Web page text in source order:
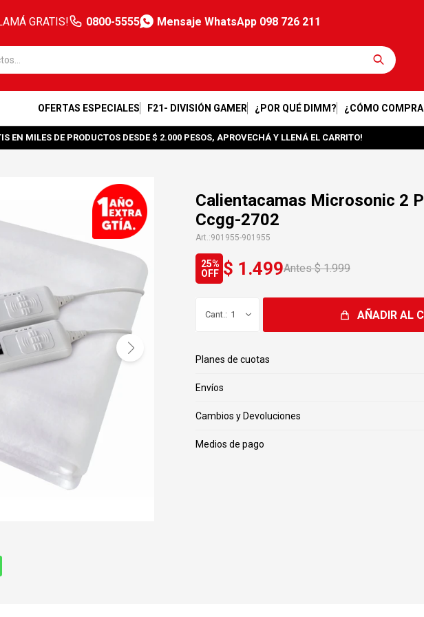
GRATIS! 0800-5555 Mensaje WhatsApp 098 726 211
OFERTAS ESPECIALES F21- DIVISIÓN GAMER ¿POR QUÉ DIMM? ¿CÓMO
EN MILES DE PRODUCTOS DESDE $ 2.000 PESOS, APROVECHÁ Y LLENÁ EL CARRITO!
Calientacamas Microsonic 2
Ccgg-2702
901955-901955
$ 1.499 $ 1.999
25
1 AÑADIR AL
Planes de cuotas
Envíos
Cambios y Devoluciones
Medios de pago